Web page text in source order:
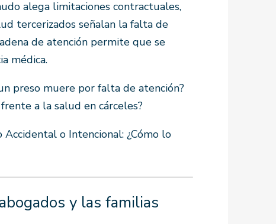
alega limitaciones contractuales,
tercerizados señalan la falta de
de atención permite que se
médica.
preso muere por falta de atención?
a la salud en cárceles?
Accidental o Intencional: ¿Cómo lo
y las familias